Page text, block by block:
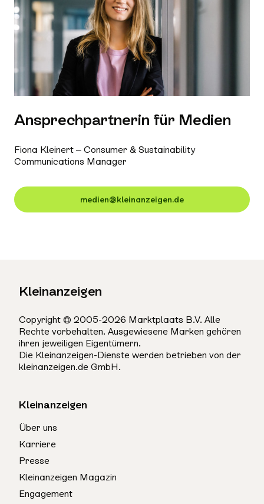
Ansprechpartnerin für Medien
Fiona Kleinert – Consumer & Sustainability
Communications Manager
medien@kleinanzeigen.de
Kleinanzeigen
Copyright © 2005-2026 Marktplaats B.V. Alle
Rechte vorbehalten. Ausgewiesene Marken gehören
ihren jeweiligen Eigentümern.
Die Kleinanzeigen-Dienste werden betrieben von der
kleinanzeigen.de GmbH.
Kleinanzeigen
Über uns
Karriere
Presse
Kleinanzeigen Magazin
Engagement